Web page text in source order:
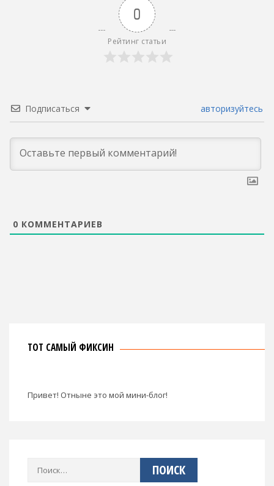
0
Рейтинг статьи
Подписаться авторизуйтесь
0 КОММЕНТАРИЕВ
ТОТ САМЫЙ ФИКСИН
Привет! Отныне это мой мини-блог!
Найти: